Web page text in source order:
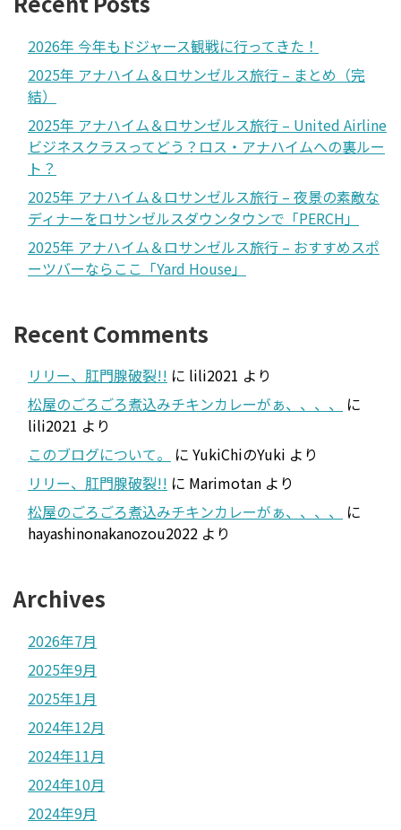
2026年 今年もドジャース観戦に行ってきた！
2025年 アナハイム＆ロサンゼルス旅行 – まとめ（完
結）
2025年 アナハイム＆ロサンゼルス旅行 – United Airline
ビジネスクラスってどう？ロス・アナハイムへの裏ルー
ト？
2025年 アナハイム＆ロサンゼルス旅行 – 夜景の素敵な
ディナーをロサンゼルスダウンタウンで「PERCH」
2025年 アナハイム＆ロサンゼルス旅行 – おすすめスポ
ーツバーならここ「Yard House」
Recent Comments
リリー、肛門腺破裂!! に lili2021 より
松屋のごろごろ煮込みチキンカレーがぁ、、、、
に
lili2021 より
このブログについて。
に YukiChiのYuki より
リリー、肛門腺破裂!! に Marimotan より
松屋のごろごろ煮込みチキンカレーがぁ、、、、
に
hayashinonakanozou2022 より
Archives
2026年7月
2025年9月
2025年1月
2024年12月
2024年11月
2024年10月
2024年9月